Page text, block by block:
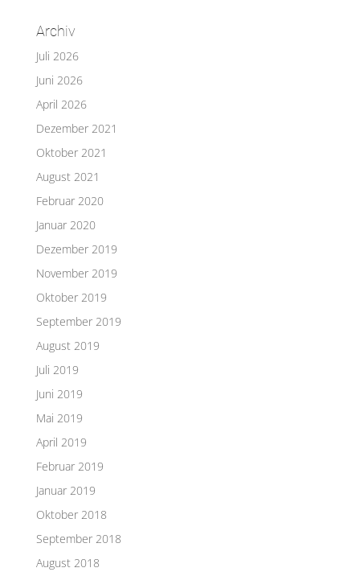
Archiv
Juli 2026
Juni 2026
April 2026
Dezember 2021
Oktober 2021
August 2021
Februar 2020
Januar 2020
Dezember 2019
November 2019
Oktober 2019
September 2019
August 2019
Juli 2019
Juni 2019
Mai 2019
April 2019
Februar 2019
Januar 2019
Oktober 2018
September 2018
August 2018